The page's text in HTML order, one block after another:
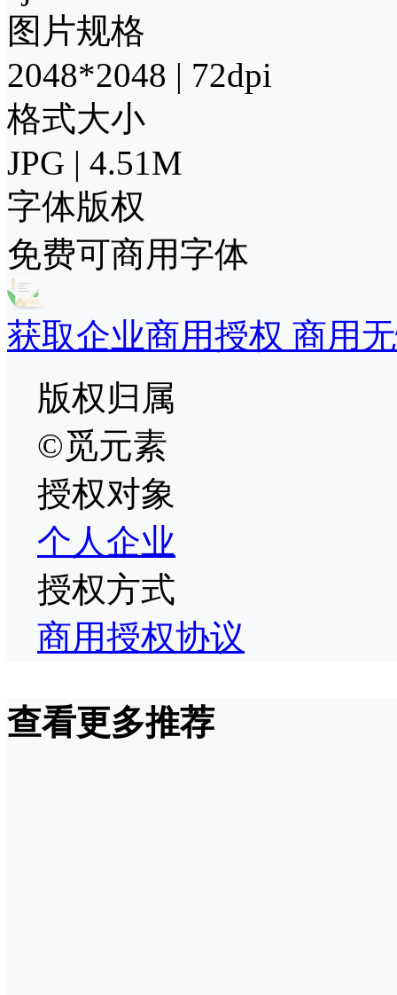
图片规格
2048*2048 | 72dpi
格式大小
JPG | 4.51M
字体版权
免费可商用字体
获取企业商用授权 商用
版权归属
©觅元素
授权对象
个人企业
授权方式
商用授权协议
查看更多推荐